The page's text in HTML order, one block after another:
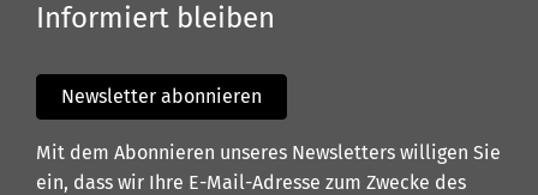
Informiert bleiben
Newsletter abonnieren
Mit dem Abonnieren unseres Newsletters willigen Sie
ein, dass wir Ihre E-Mail-Adresse zum Zwecke des